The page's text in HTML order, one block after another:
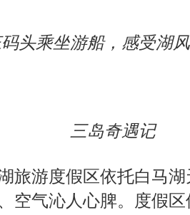
头乘坐游船，感受湖
三岛奇遇记
游度假区依托白马湖
空气沁人心脾。度假